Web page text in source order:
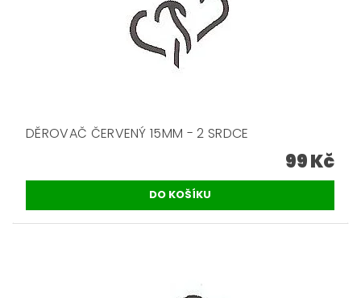
DĚROVAČ ČERVENÝ 15MM - 2 SRDCE
99 Kč